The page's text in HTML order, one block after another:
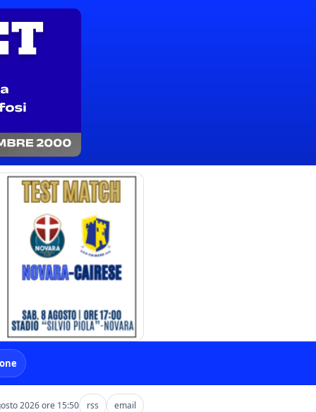
2026 ore 15:50 rss email